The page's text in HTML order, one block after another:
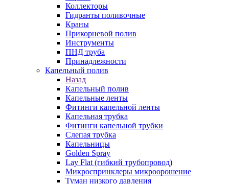
Коллекторы
Гидранты поливочные
Краны
Прикорневой полив
Инструменты
ПНД труба
Принадлежности
Капельный полив
Назад
Капельный полив
Капельные ленты
Фитинги капельной ленты
Капельная трубка
Фитинги капельной трубки
Слепая трубка
Капельницы
Golden Spray
Lay Flat (гибкий трубопровод)
Микроспринклеры микроорошение
Туман низкого давления